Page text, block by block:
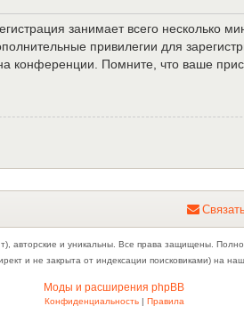
занимает всего несколько
привилегии для
конференции. Помните, что ваше
Связат
и уникальны. Все права защищены.
и не закрыта от индексации поисковиками) на
Моды и расширения phpBB
Конфиденциальность| Правила